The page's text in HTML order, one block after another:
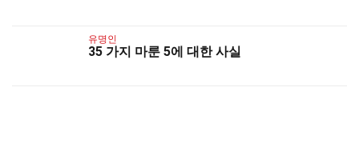
유명인
35 가지 마룬 5에 대한 사실